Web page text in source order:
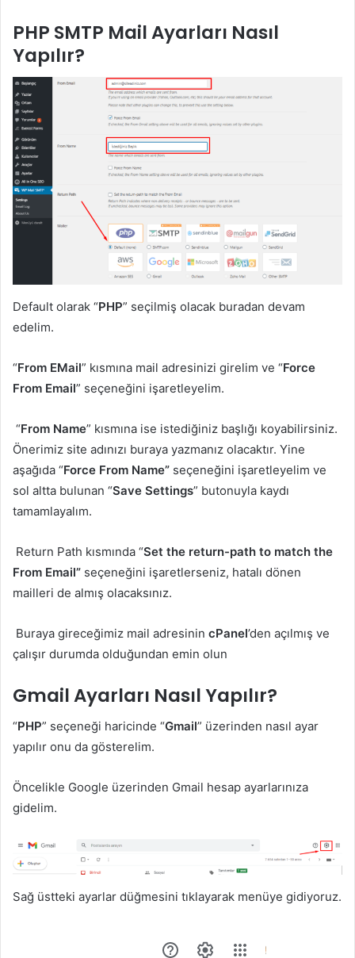
PHP SMTP Mail Ayarları Nasıl
Yapılır?
Default olarak “PHP” seçilmiş olacak buradan devam
edelim.
“From EMail” kısmına mail adresinizi girelim ve “Force
From Email” seçeneğini işaretleyelim.
“From Name” kısmına ise istediğiniz başlığı koyabilirsiniz.
Önerimiz site adınızı buraya yazmanız olacaktır. Yine
aşağıda “Force From Name” seçeneğini işaretleyelim ve
sol altta bulunan “Save Settings” butonuyla kaydı
tamamlayalım.
Return Path kısmında “Set the return-path to match the
From Email” seçeneğini işaretlerseniz, hatalı dönen
mailleri de almış olacaksınız.
Buraya gireceğimiz mail adresinin cPanel’den açılmış ve
çalışır durumda olduğundan emin olun
Gmail Ayarları Nasıl Yapılır?
“PHP” seçeneği haricinde “Gmail” üzerinden nasıl ayar
yapılır onu da gösterelim.
Öncelikle Google üzerinden Gmail hesap ayarlarınıza
gidelim.
Sağ üstteki ayarlar düğmesini tıklayarak menüye gidiyoruz.